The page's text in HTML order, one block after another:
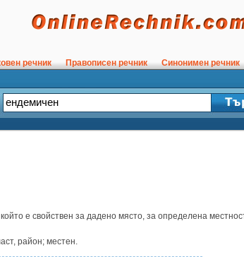
речник Правописен речник Синонимен речник
е свойствен за дадено място, за определена
район; местен.